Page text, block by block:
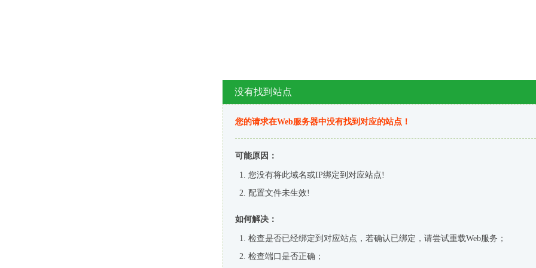
没有找到站点
您的请求在Web服务器中没有找到对应的站点！
可能原因：
您没有将此域名或IP绑定到对应站点!
配置文件未生效!
如何解决：
检查是否已经绑定到对应站点，若确认已绑定，请尝试重载Web服务；
检查端口是否正确；